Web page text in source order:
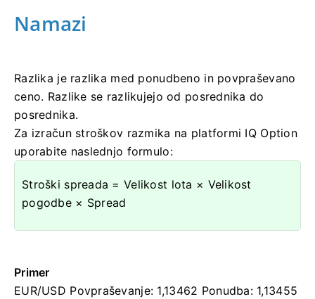
Namazi
Razlika je razlika med ponudbeno in povpraševano
ceno. Razlike se razlikujejo od posrednika do
posrednika.
Za izračun stroškov razmika na platformi IQ Option
uporabite naslednjo formulo:
Stroški spreada = Velikost lota × Velikost
pogodbe × Spread
Primer
EUR/USD Povpraševanje: 1,13462 Ponudba: 1,13455